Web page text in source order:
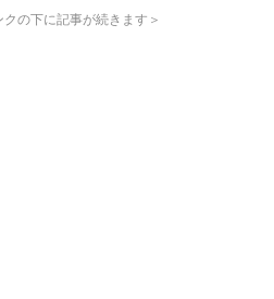
クの下に記事が続きます＞